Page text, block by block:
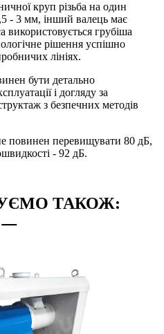
круп різьба на один
- 3 мм, інший валець має
використовується грубіша
рішення успішно
лініях.
бути детально
і догляду за
з безпечних методів
повинен перевищувати 80 дБ,
- 92 дБ.
ТАКОЖ: